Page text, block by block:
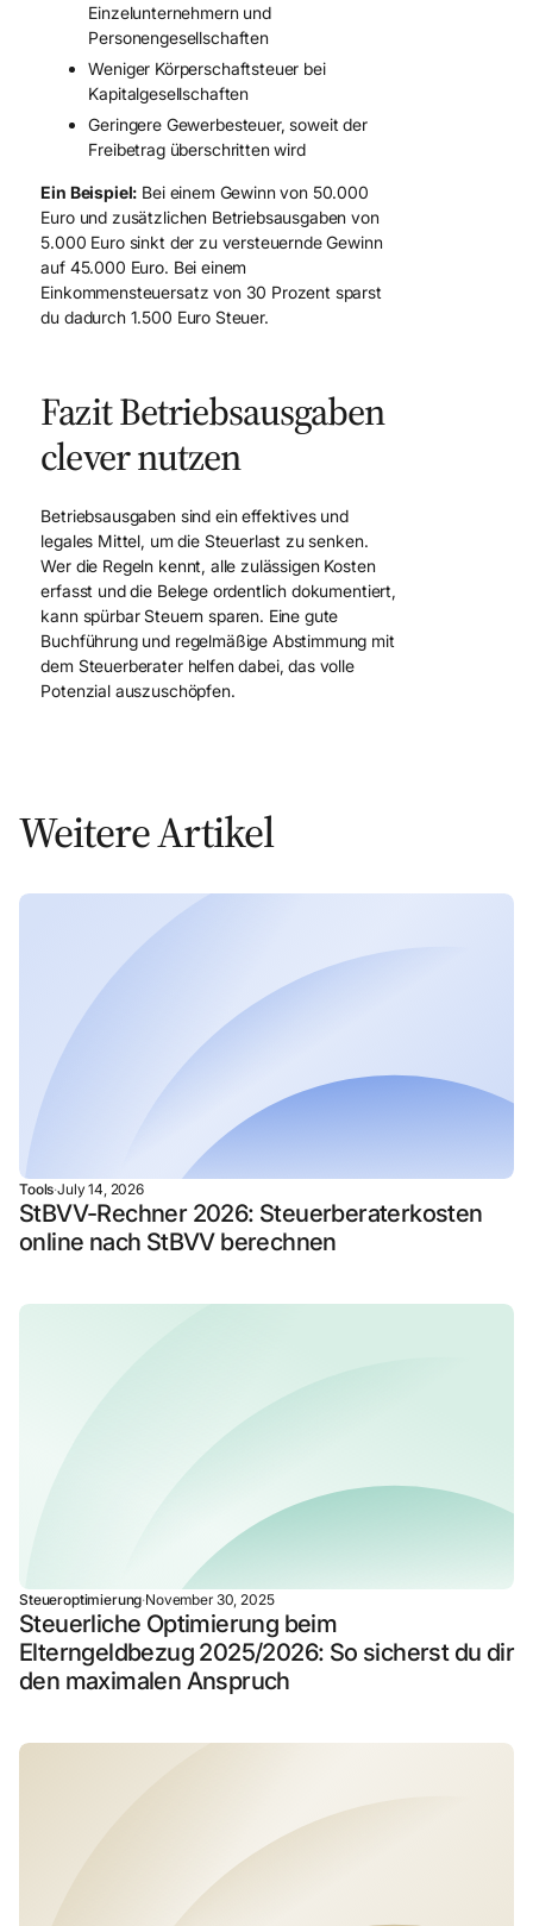
Einzelunternehmern und
Personengesellschaften
Weniger Körperschaftsteuer bei
Kapitalgesellschaften
Geringere Gewerbesteuer, soweit der
Freibetrag überschritten wird
Ein Beispiel: Bei einem Gewinn von 50.000
Euro und zusätzlichen Betriebsausgaben von
5.000 Euro sinkt der zu versteuernde Gewinn
auf 45.000 Euro. Bei einem
Einkommensteuersatz von 30 Prozent sparst
du dadurch 1.500 Euro Steuer.
Fazit Betriebsausgaben
clever nutzen
Betriebsausgaben sind ein effektives und
legales Mittel, um die Steuerlast zu senken.
Wer die Regeln kennt, alle zulässigen Kosten
erfasst und die Belege ordentlich dokumentiert,
kann spürbar Steuern sparen. Eine gute
Buchführung und regelmäßige Abstimmung mit
dem Steuerberater helfen dabei, das volle
Potenzial auszuschöpfen.
Weitere Artikel
Tools·July 14, 2026
StBVV-Rechner 2026: Steuerberaterkosten
online nach StBVV berechnen
Steueroptimierung·November 30, 2025
Steuerliche Optimierung beim
Elterngeldbezug 2025/2026: So sicherst du dir
den maximalen Anspruch